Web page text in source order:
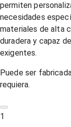
permiten
necesidades
materiales de alta
duradera y capaz
exigentes.
Puede ser
requiera.
1